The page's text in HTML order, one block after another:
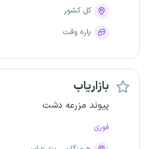
کل کشور
پاره وقت
بازاریاب
پیوند مزرعه دشت
فوری